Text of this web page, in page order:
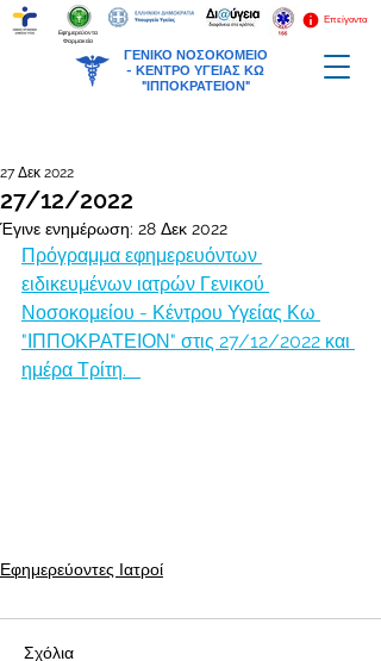
ΓΕΝΙΚΟ ΝΟΣΟΚΟΜΕΙΟ
- ΚΕΝΤΡΟ ΥΓΕΙΑΣ ΚΩ
"ΙΠΠΟΚΡΑΤΕΙΟΝ"
Επείγοντα
Εφημερεύοντα
Φαρμακεία
27/12/2022
27 Δεκ 2022
Έγινε ενημέρωση: 28 Δεκ 2022
Πρόγραμμα εφημερευόντων
ειδικευμένων ιατρών Γενικού
Νοσοκομείου - Κέντρου Υγείας Κω
"ΙΠΠΟΚΡΑΤΕΙΟΝ" στις 27/12/2022 και
ημέρα Τρίτη.
Εφημερεύοντες Ιατροί
Σχόλια